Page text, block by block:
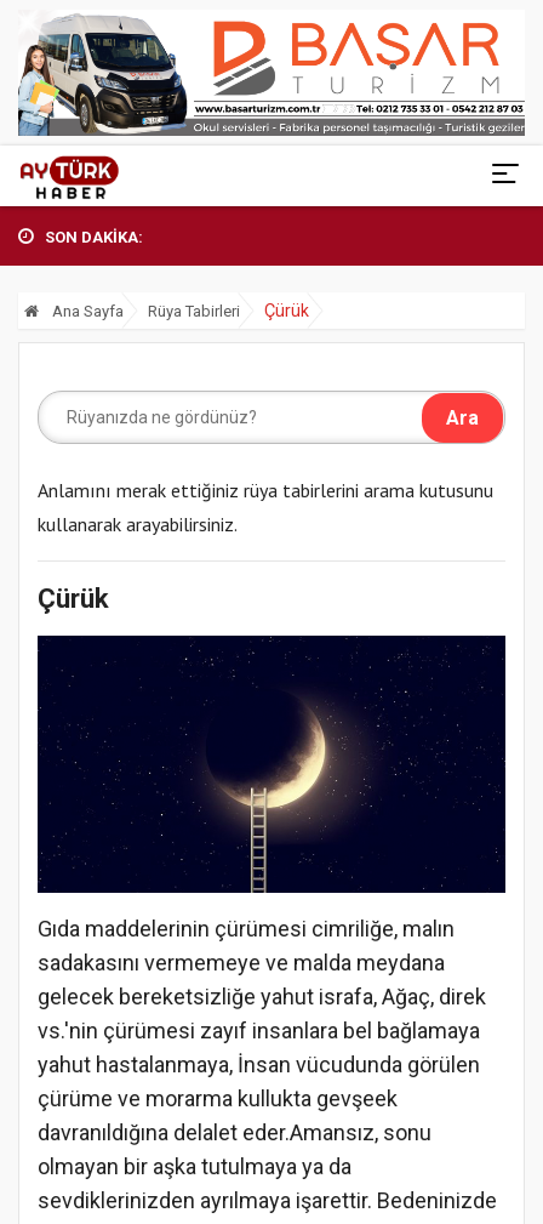
SON DAKİKA:
Ana Sayfa Rüya Tabirleri Çürük
Anlamını merak ettiğiniz rüya tabirlerini arama kutusunu
kullanarak arayabilirsiniz.
Çürük
Gıda maddelerinin çürümesi cimriliğe, malın
sadakasını vermemeye ve malda meydana
gelecek bereketsizliğe yahut israfa, Ağaç, direk
vs.'nin çürümesi zayıf insanlara bel bağlamaya
yahut hastalanmaya, İnsan vücudunda görülen
çürüme ve morarma kullukta gevşeek
davranıldığına delalet eder.Amansız, sonu
olmayan bir aşka tutulmaya ya da
sevdiklerinizden ayrılmaya işarettir. Bedeninizde